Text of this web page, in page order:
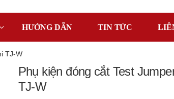
HƯỚNG DẪN TIN TỨC
TJ-W
Phụ kiện đóng cắt Test
TJ-W